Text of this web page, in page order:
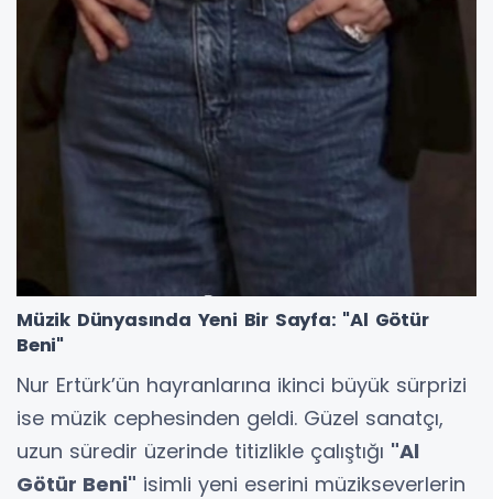
Müzik Dünyasında Yeni Bir Sayfa: "Al Götür
Beni"
Nur Ertürk’ün hayranlarına ikinci büyük sürprizi
ise müzik cephesinden geldi. Güzel sanatçı,
uzun süredir üzerinde titizlikle çalıştığı "Al
Götür Beni" isimli yeni eserini müzikseverlerin